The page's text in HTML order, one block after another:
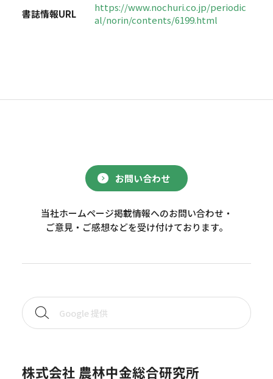
書誌情報URL
https://www.nochuri.co.jp/periodic
al/norin/contents/6199.html
お問い合わせ
当社ホームページ掲載情報へのお問い合わせ・
ご意見・ご感想などを受け付けております。
株式会社 農林中金総合研究所